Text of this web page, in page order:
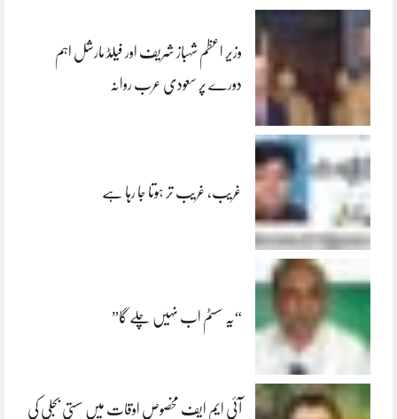
وزیر اعظم شہباز شریف اور فیلڈ مارشل اہم
دورے پر سعودی عرب روانہ
غریب، غریب تر ہوتا جا رہا ہے
“یہ سسٹم اب نہیں چلے گا”
آئی ایم ایف مخصوص اوقات میں سستی بجلی کی